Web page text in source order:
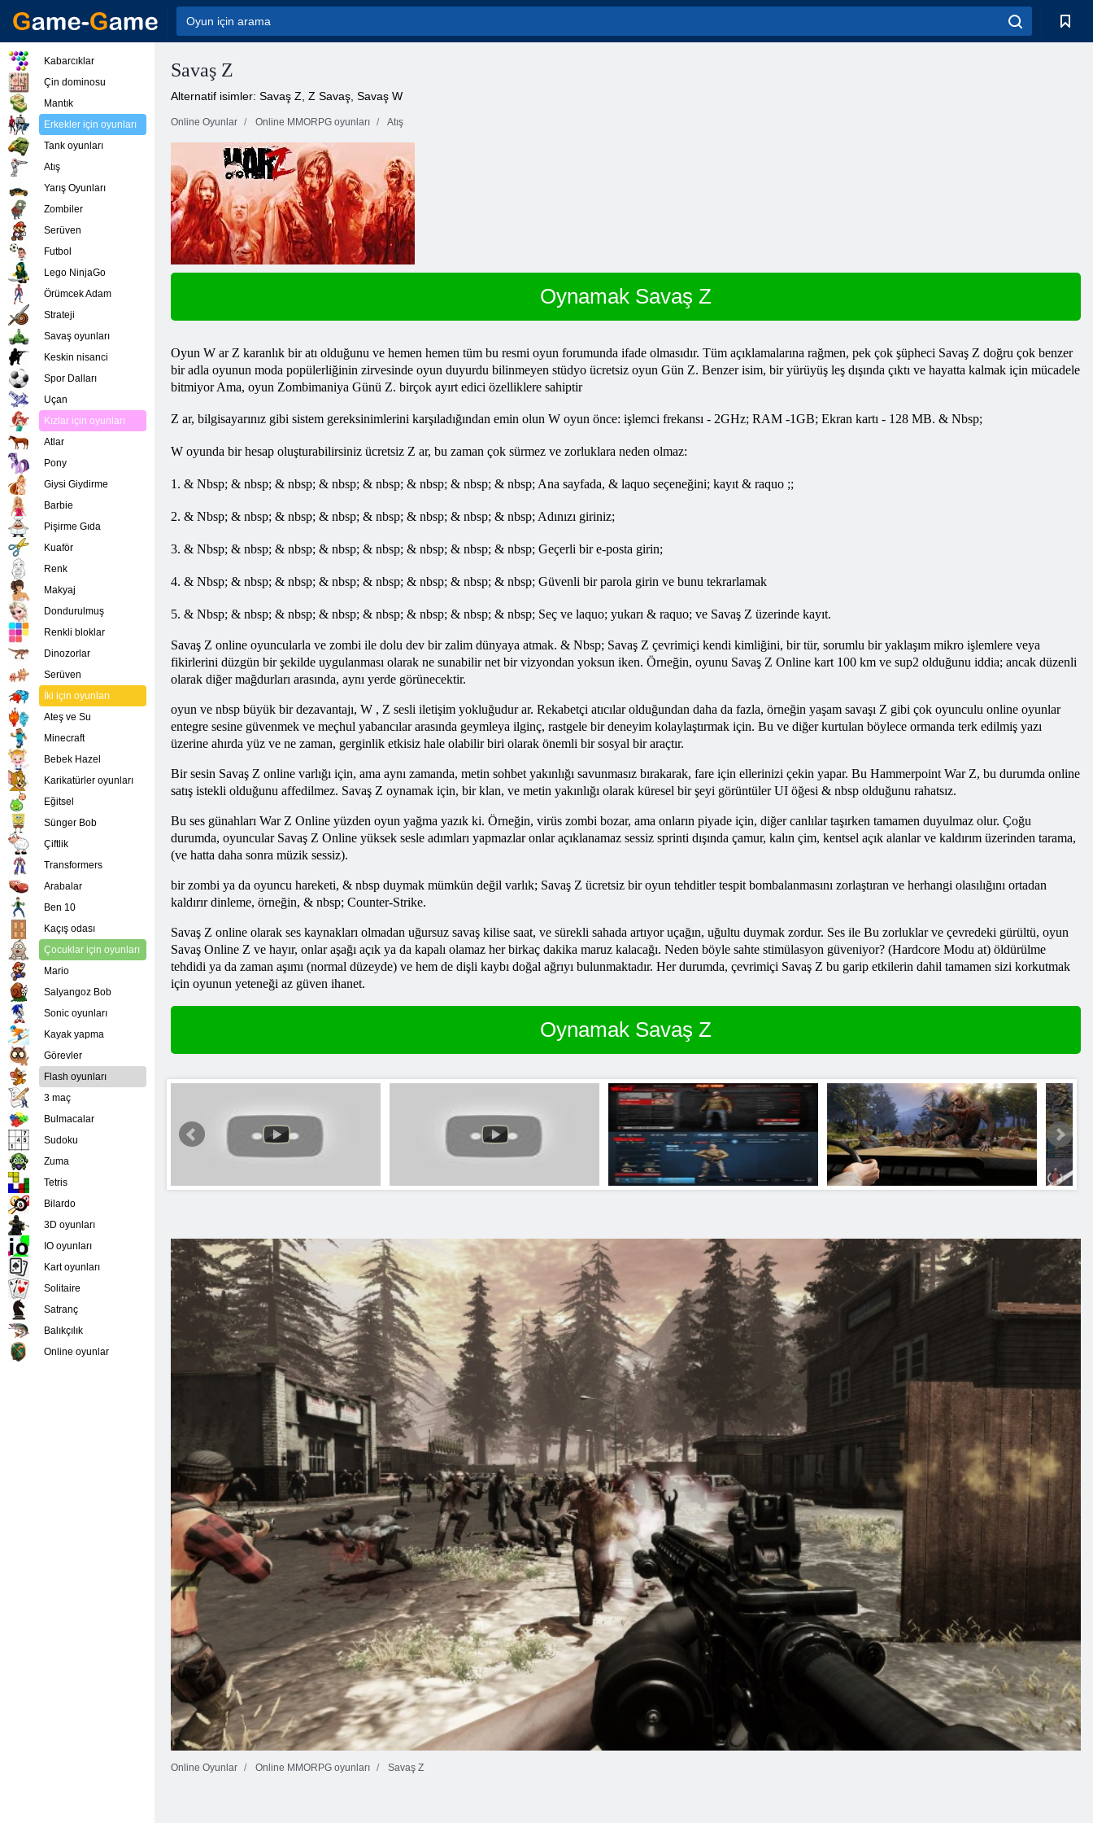
Savaş Z
Alternatif isimler: Savaş Z, Z Savaş, Savaş W
Online Oyunlar Online MMORPG oyunları Atış
Oynamak Savaş Z
Oyun W ar Z karanlık bir atı olduğunu ve hemen hemen tüm bu resmi oyun forumunda ifade olmasıdır. Tüm açıklamalarına rağmen, pek çok şüpheci Savaş Z doğru çok benzer
bir adla oyunun moda popülerliğinin zirvesinde oyun duyurdu bilinmeyen stüdyo ücretsiz oyun Gün Z. Benzer isim, bir yürüyüş leş dışında çıktı ve hayatta kalmak için mücadele
bitmiyor Ama, oyun Zombimaniya Günü Z. birçok ayırt edici özelliklere sahiptir
Z ar, bilgisayarınız gibi sistem gereksinimlerini karşıladığından emin olun W oyun önce: işlemci frekansı - 2GHz; RAM -1GB; Ekran kartı - 128 MB. & Nbsp;
W oyunda bir hesap oluşturabilirsiniz ücretsiz Z ar, bu zaman çok sürmez ve zorluklara neden olmaz:
1. & Nbsp; & nbsp; & nbsp; & nbsp; & nbsp; & nbsp; & nbsp; & nbsp; Ana sayfada, & laquo seçeneğini; kayıt & raquo ;;
2. & Nbsp; & nbsp; & nbsp; & nbsp; & nbsp; & nbsp; & nbsp; & nbsp; Adınızı giriniz;
3. & Nbsp; & nbsp; & nbsp; & nbsp; & nbsp; & nbsp; & nbsp; & nbsp; Geçerli bir e-posta girin;
4. & Nbsp; & nbsp; & nbsp; & nbsp; & nbsp; & nbsp; & nbsp; & nbsp; Güvenli bir parola girin ve bunu tekrarlamak
5. & Nbsp; & nbsp; & nbsp; & nbsp; & nbsp; & nbsp; & nbsp; & nbsp; Seç ve laquo; yukarı & raquo; ve Savaş Z üzerinde kayıt.
Savaş Z online oyuncularla ve zombi ile dolu dev bir zalim dünyaya atmak. & Nbsp; Savaş Z çevrimiçi kendi kimliğini, bir tür, sorumlu bir yaklaşım mikro işlemlere veya
fikirlerini düzgün bir şekilde uygulanması olarak ne sunabilir net bir vizyondan yoksun iken. Örneğin, oyunu Savaş Z Online kart 100 km ve sup2 olduğunu iddia; ancak düzenli
olarak diğer mağdurları arasında, aynı yerde görünecektir.
oyun ve nbsp büyük bir dezavantajı, W , Z sesli iletişim yokluğudur ar. Rekabetçi atıcılar olduğundan daha da fazla, örneğin yaşam savaşı Z gibi çok oyunculu online oyunlar
entegre sesine güvenmek ve meçhul yabancılar arasında geymleya ilginç, rastgele bir deneyim kolaylaştırmak için. Bu ve diğer kurtulan böylece ormanda terk edilmiş yazı
üzerine ahırda yüz ve ne zaman, gerginlik etkisiz hale olabilir biri olarak önemli bir sosyal bir araçtır.
Bir sesin Savaş Z online varlığı için, ama aynı zamanda, metin sohbet yakınlığı savunmasız bırakarak, fare için ellerinizi çekin yapar. Bu Hammerpoint War Z, bu durumda online
satış istekli olduğunu affedilmez. Savaş Z oynamak için, bir klan, ve metin yakınlığı olarak küresel bir şeyi görüntüler UI öğesi & nbsp olduğunu rahatsız.
Bu ses günahları War Z Online yüzden oyun yağma yazık ki. Örneğin, virüs zombi bozar, ama onların piyade için, diğer canlılar taşırken tamamen duyulmaz olur. Çoğu
durumda, oyuncular Savaş Z Online yüksek sesle adımları yapmazlar onlar açıklanamaz sessiz sprinti dışında çamur, kalın çim, kentsel açık alanlar ve kaldırım üzerinden tarama,
(ve hatta daha sonra müzik sessiz).
bir zombi ya da oyuncu hareketi, & nbsp duymak mümkün değil varlık; Savaş Z ücretsiz bir oyun tehditler tespit bombalanmasını zorlaştıran ve herhangi olasılığını ortadan
kaldırır dinleme, örneğin, & nbsp; Counter-Strike.
Savaş Z online olarak ses kaynakları olmadan uğursuz savaş kilise saat, ve sürekli sahada artıyor uçağın, uğultu duymak zordur. Ses ile Bu zorluklar ve çevredeki gürültü, oyun
Savaş Online Z ve hayır, onlar aşağı açık ya da kapalı olamaz her birkaç dakika maruz kalacağı. Neden böyle sahte stimülasyon güveniyor? (Hardcore Modu at) öldürülme
tehdidi ya da zaman aşımı (normal düzeyde) ve hem de dişli kaybı doğal ağrıyı bulunmaktadır. Her durumda, çevrimiçi Savaş Z bu garip etkilerin dahil tamamen sizi korkutmak
için oyunun yeteneği az güven ihanet.
Oynamak Savaş Z
Online Oyunlar Online MMORPG oyunları Savaş Z
Kabarcıklar
Çin dominosu
Mantık
Erkekler için oyunları
Tank oyunları
Atış
Yarış Oyunları
Zombiler
Serüven
Futbol
Lego NinjaGo
Örümcek Adam
Strateji
Savaş oyunları
Keskin nisanci
Spor Dalları
Uçan
Kızlar için oyunları
Atlar
Pony
Giysi Giydirme
Barbie
Pişirme Gıda
Kuaför
Renk
Makyaj
Dondurulmuş
Renkli bloklar
Dinozorlar
Serüven
İki için oyunları
Ateş ve Su
Minecraft
Bebek Hazel
Karikatürler oyunları
Eğitsel
Sünger Bob
Çiftlik
Transformers
Arabalar
Ben 10
Kaçış odası
Çocuklar için oyunları
Mario
Salyangoz Bob
Sonic oyunları
Kayak yapma
Görevler
Flash oyunları
3 maç
Bulmacalar
Sudoku
Zuma
Tetris
Bilardo
3D oyunları
IO oyunları
Kart oyunları
Solitaire
Satranç
Balıkçılık
Online oyunlar